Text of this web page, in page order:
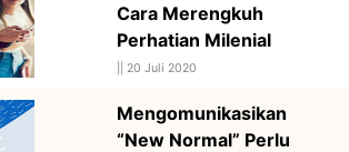
Cara Merengkuh
Perhatian Milenial
20 Juli 2020
Mengomunikasikan
“New Normal” Perlu